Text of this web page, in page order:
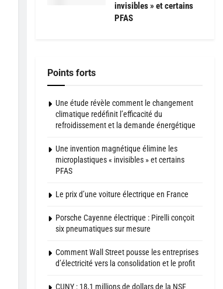
invisibles » et certains
PFAS
Points forts
Une étude révèle comment le changement
climatique redéfinit l’efficacité du
refroidissement et la demande énergétique
Une invention magnétique élimine les
microplastiques « invisibles » et certains
PFAS
Le prix d’une voiture électrique en France
Porsche Cayenne électrique : Pirelli conçoit
six pneumatiques sur mesure
Comment Wall Street pousse les entreprises
d’électricité vers la consolidation et le profit
CUNY : 18,1 millions de dollars de la NSF